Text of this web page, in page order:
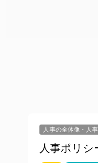
人事の全体像・人
人事ポリシ